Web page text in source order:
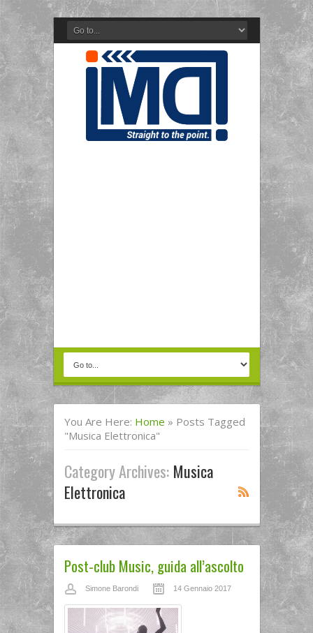
You Are Here: Home » Posts Tagged
"musica Elettronica"
Category Archives: Musica
Elettronica
Post-club Music, guida all’ascolto
Simone Barondi 14 Gennaio 2017